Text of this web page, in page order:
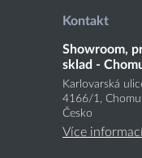
Kontakt
Showroom,
sklad -
Karlovarská
4166/1,
Česko
Více informací